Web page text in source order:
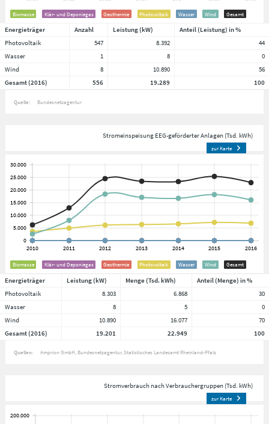
Biomasse Klär- und Deponiegas Geothermie Photovoltaik Wasser Wind Gesamt
Energieträger Anzahl Leistung (kW)
Anteil (Leistung) in %
Photovoltaik
547 8.392
44
Wasser
1 8
0
Wind
8 10.890
56
Gesamt (2016)
556 19.289 100
Quelle: Bundesnetzagentur
Stromeinspeisung EEG-geförderter Anlagen (Tsd. kWh)
zur Karte
Biomasse Klär- und Deponiegas Geothermie Photovoltaik Wasser Wind Gesamt
Energieträger Leistung (kW) Menge (Tsd. kWh)
Anteil (Menge) in %
Photovoltaik
8.303 6.868
30
Wasser
8 5
0
Wind
10.890 16.077
70
Gesamt (2016)
19.201 22.949 100
Quellen: Amprion GmbH Bundesnetzagentur Statistisches Landesamt Rheinland-Pfalz
Stromverbrauch nach Verbrauchergruppen (Tsd. kWh)
zur Karte